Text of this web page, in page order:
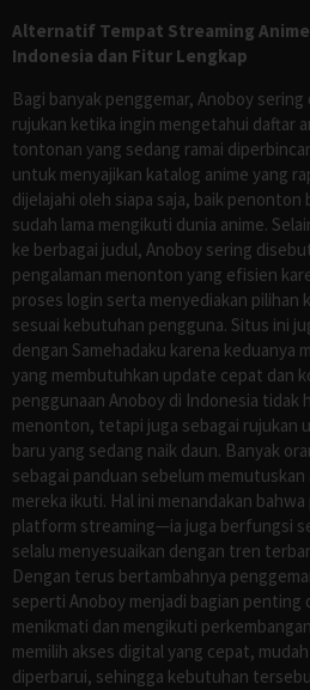
Alternatif Tempat Streaming
Indonesia dan Fitur Lengkap
Bagi banyak penggemar, Anoboy
rujukan ketika ingin mengetahui daftar
tontonan yang sedang ramai
untuk menyajikan katalog anime yang
dijelajahi oleh siapa saja, baik penonton
sudah lama mengikuti dunia anime.
ke berbagai judul, Anoboy sering
pengalaman menonton yang efisien
proses login serta menyediakan pilihan
sesuai kebutuhan pengguna. Situs ini
dengan Samehadaku karena keduanya
yang membutuhkan update cepat dan
penggunaan Anoboy di Indonesia tidak
menonton, tetapi juga sebagai rujukan
baru yang sedang naik daun. Banyak
sebagai panduan sebelum memutuskan
mereka ikuti. Hal ini menandakan
platform streaming—ia juga berfungsi
selalu menyesuaikan dengan tren
Dengan terus bertambahnya
seperti Anoboy menjadi bagian penting
menikmati dan mengikuti
memilih akses digital yang cepat,
diperbarui, sehingga kebutuhan